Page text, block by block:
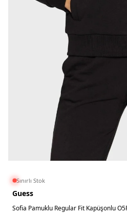
Sınırlı Stok
Guess
Sofia Pamuklu Regular Fit Kapüşonlu